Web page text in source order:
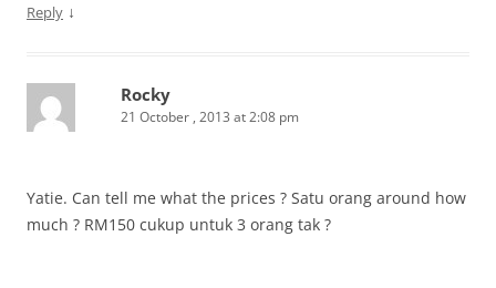
Reply ↓
Rocky
21 October , 2013 at 2:08 pm
Yatie. Can tell me what the prices ? Satu orang around how
much ? RM150 cukup untuk 3 orang tak ?